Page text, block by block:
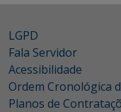
LGPD
Fala Servidor
Acessibilidade
Ordem Cronológica
Planos de